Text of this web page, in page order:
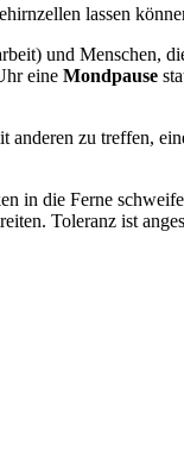
lassen
und Menschen,
eine Mondpause
zu treffen,
in die Ferne
Toleranz ist